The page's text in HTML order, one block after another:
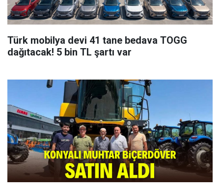
Türk mobilya devi 41 tane bedava TOGG
dağıtacak! 5 bin TL şartı var